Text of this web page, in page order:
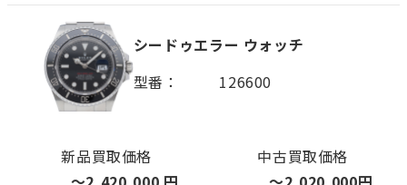
シードゥエラー ウォッチ
型番
126600
新品買取価格
中古買取価格